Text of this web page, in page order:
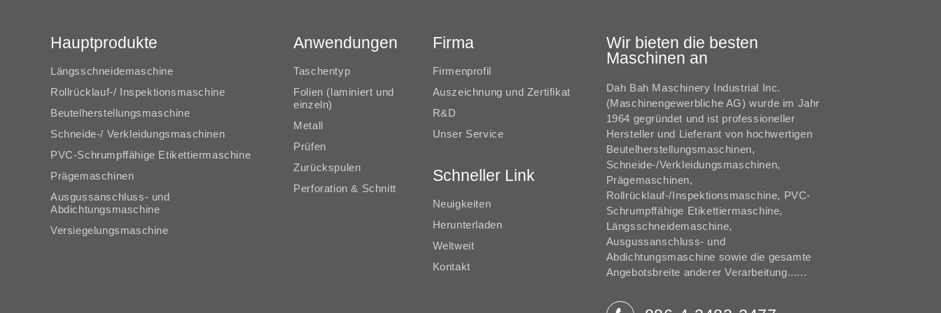
Hauptprodukte
Längsschneidemaschine
Rollrücklauf-/ Inspektionsmaschine
Beutelherstellungsmaschine
Schneide-/ Verkleidungsmaschinen
PVC-Schrumpffähige Etikettiermaschine
Prägemaschinen
Ausgussanschluss- und
Abdichtungsmaschine
Versiegelungsmaschine
Anwendungen
Taschentyp
Folien (laminiert und
einzeln)
Metall
Prüfen
Zurückspulen
Perforation & Schnitt
Firma
Firmenprofil
Auszeichnung und Zertifikat
R&D
Unser Service
Schneller Link
Neuigkeiten
Herunterladen
Weltweit
Kontakt
Wir bieten die besten
Maschinen an
Dah Bah Maschinery Industrial Inc.
(Maschinengewerbliche AG) wurde im Jahr
1964 gegründet und ist professioneller
Hersteller und Lieferant von hochwertigen
Beutelherstellungsmaschinen,
Schneide-/Verkleidungsmaschinen,
Prägemaschinen,
Rollrücklauf-/Inspektionsmaschine, PVC-
Schrumpffähige Etikettiermaschine,
Längsschneidemaschine,
Ausgussanschluss- und
Abdichtungsmaschine sowie die gesamte
Angebotsbreite anderer Verarbeitung......